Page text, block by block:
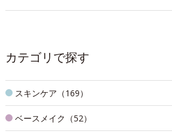
カテゴリで探す
スキンケア（169）
ベースメイク（52）